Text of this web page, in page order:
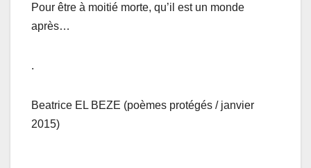
Pour être à moitié morte, qu’il est un monde
après…
.
Beatrice EL BEZE (poèmes protégés / janvier
2015)